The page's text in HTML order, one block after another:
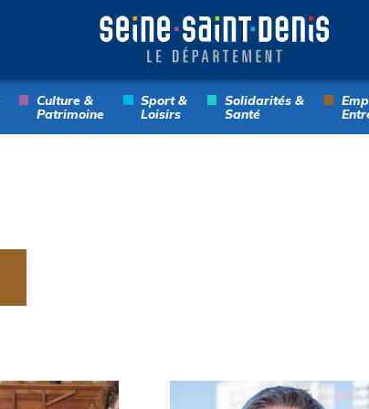
Culture &
Patrimoine
Sport &
Loisirs
Solidarités &
Santé